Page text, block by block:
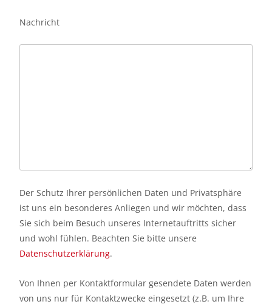
Nachricht
Der Schutz Ihrer persönlichen Daten und Privatsphäre
ist uns ein besonderes Anliegen und wir möchten, dass
Sie sich beim Besuch unseres Internetauftritts sicher
und wohl fühlen. Beachten Sie bitte unsere
Datenschutzerklärung.
Von Ihnen per Kontaktformular gesendete Daten werden
von uns nur für Kontaktzwecke eingesetzt (z.B. um Ihre